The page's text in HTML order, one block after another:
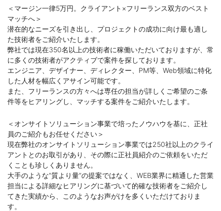
＜マージン一律5万円。クライアント×フリーランス双方のベスト
マッチへ＞
潜在的なニーズを引き出し、プロジェクトの成功に向け最も適し
た技術者をご紹介いたします。
弊社では現在350名以上の技術者に稼働いただいておりますが、常
に多くの技術者がアクティブで案件を探しております。
エンジニア、デザイナー、ディレクター、PM等、Web領域に特化
した人材を幅広くアサイン可能です。
また、フリーランスの方々へは専任の担当が詳しくご希望のご条
件等をヒアリングし、マッチする案件をご紹介いたします。
＜オンサイトソリューション事業で培ったノウハウを基に、正社
員のご紹介もお任せください＞
現在弊社のオンサイトソリューション事業では250社以上のクライ
アントとのお取引があり、その際に正社員紹介のご依頼をいただ
くことも珍しくありません。
大手のような”質より量”の提案ではなく、WEB業界に精通した営業
担当による詳細なヒアリングに基づいて的確な技術者をご紹介し
てきた実績から、このようなお声がけを多くいただけておりま
す。